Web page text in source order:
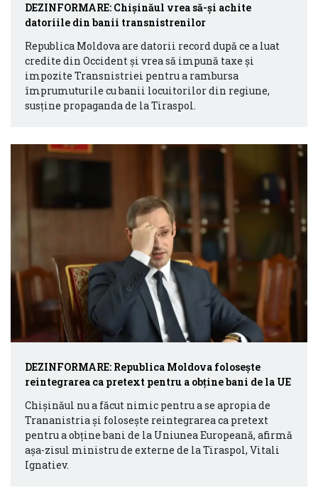
DEZINFORMARE: Chișinăul vrea să-și achite
datoriile din banii transnistrenilor
Republica Moldova are datorii record după ce a luat
credite din Occident și vrea să impună taxe și
impozite Transnistriei pentru a rambursa
împrumuturile cu banii locuitorilor din regiune,
susține propaganda de la Tiraspol.
DEZINFORMARE: Republica Moldova folosește
reintegrarea ca pretext pentru a obține bani de la UE
Chișinăul nu a făcut nimic pentru a se apropia de
Trananistria și folosește reintegrarea ca pretext
pentru a obține bani de la Uniunea Europeană, afirmă
așa-zisul ministru de externe de la Tiraspol, Vitali
Ignatiev.